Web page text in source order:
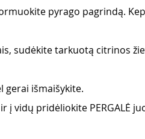
pyrago pagrindą.
sudėkite tarkuotą citrinos
gerai išmaišykite.
į vidų pridėliokite PERGALĖ